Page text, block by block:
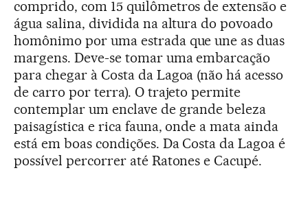
comprido, com 15 quilômetros de extensão e
água salina, dividida na altura do povoado
homônimo por uma estrada que une as duas
margens. Deve-se tomar uma embarcação
para chegar à Costa da Lagoa (não há acesso
de carro por terra). O trajeto permite
contemplar um enclave de grande beleza
paisagística e rica fauna, onde a mata ainda
está em boas condições. Da Costa da Lagoa é
possível percorrer até Ratones e Cacupé.